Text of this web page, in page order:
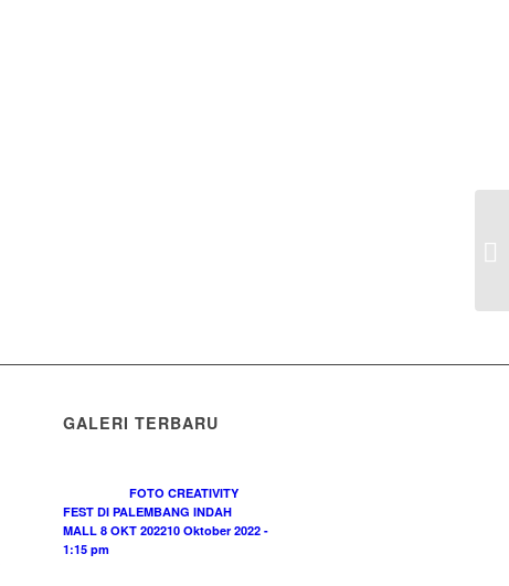
GALERI TERBARU
FOTO CREATIVITY
FEST DI PALEMBANG INDAH
MALL 8 OKT 202210 Oktober 2022 -
1:15 pm